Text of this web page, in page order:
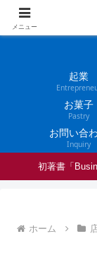
起業
お菓子
Pastry
お問い合
Inquiry
初著書「
ホーム
メニュー